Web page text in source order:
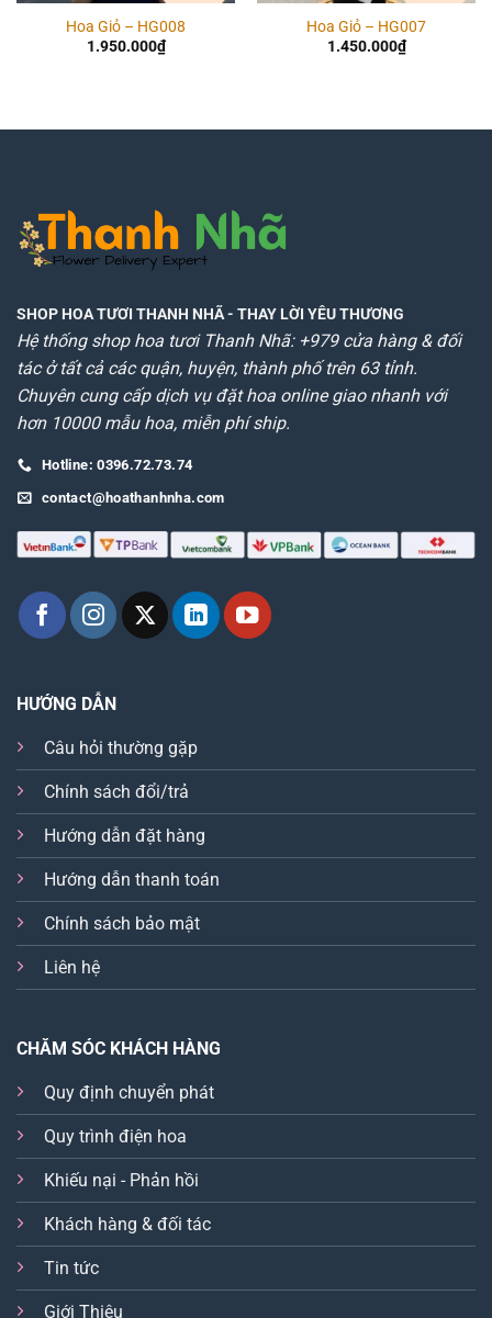
Hoa Giỏ – HG008
1.950.000₫
Hoa Giỏ – HG007
1.450.000₫
SHOP HOA TƯƠI THANH NHÃ- THAY LỜI YÊU THƯƠNG
Hệ thống shop hoa tươi Thanh Nhã: +979 cửa hàng & đối
tác ở tất cả các quận, huyện, thành phố trên 63 tỉnh.
Chuyên cung cấp dịch vụ đặt hoa online giao nhanh với
hơn 10000 mẫu hoa, miễn phí ship.
Hotline: 0396.72.73.74
contact@hoathanhnha.com
HƯỚNG DẪN
Câu hỏi thường gặp
Chính sách đổi/trả
Hướng dẫn đặt hàng
Hướng dẫn thanh toán
Chính sách bảo mật
Liên hệ
CHĂM SÓC KHÁCH HÀNG
Quy định chuyển phát
Quy trình điện hoa
Khiếu nại - Phản hồi
Khách hàng & đối tác
Tin tức
Giới Thiệu